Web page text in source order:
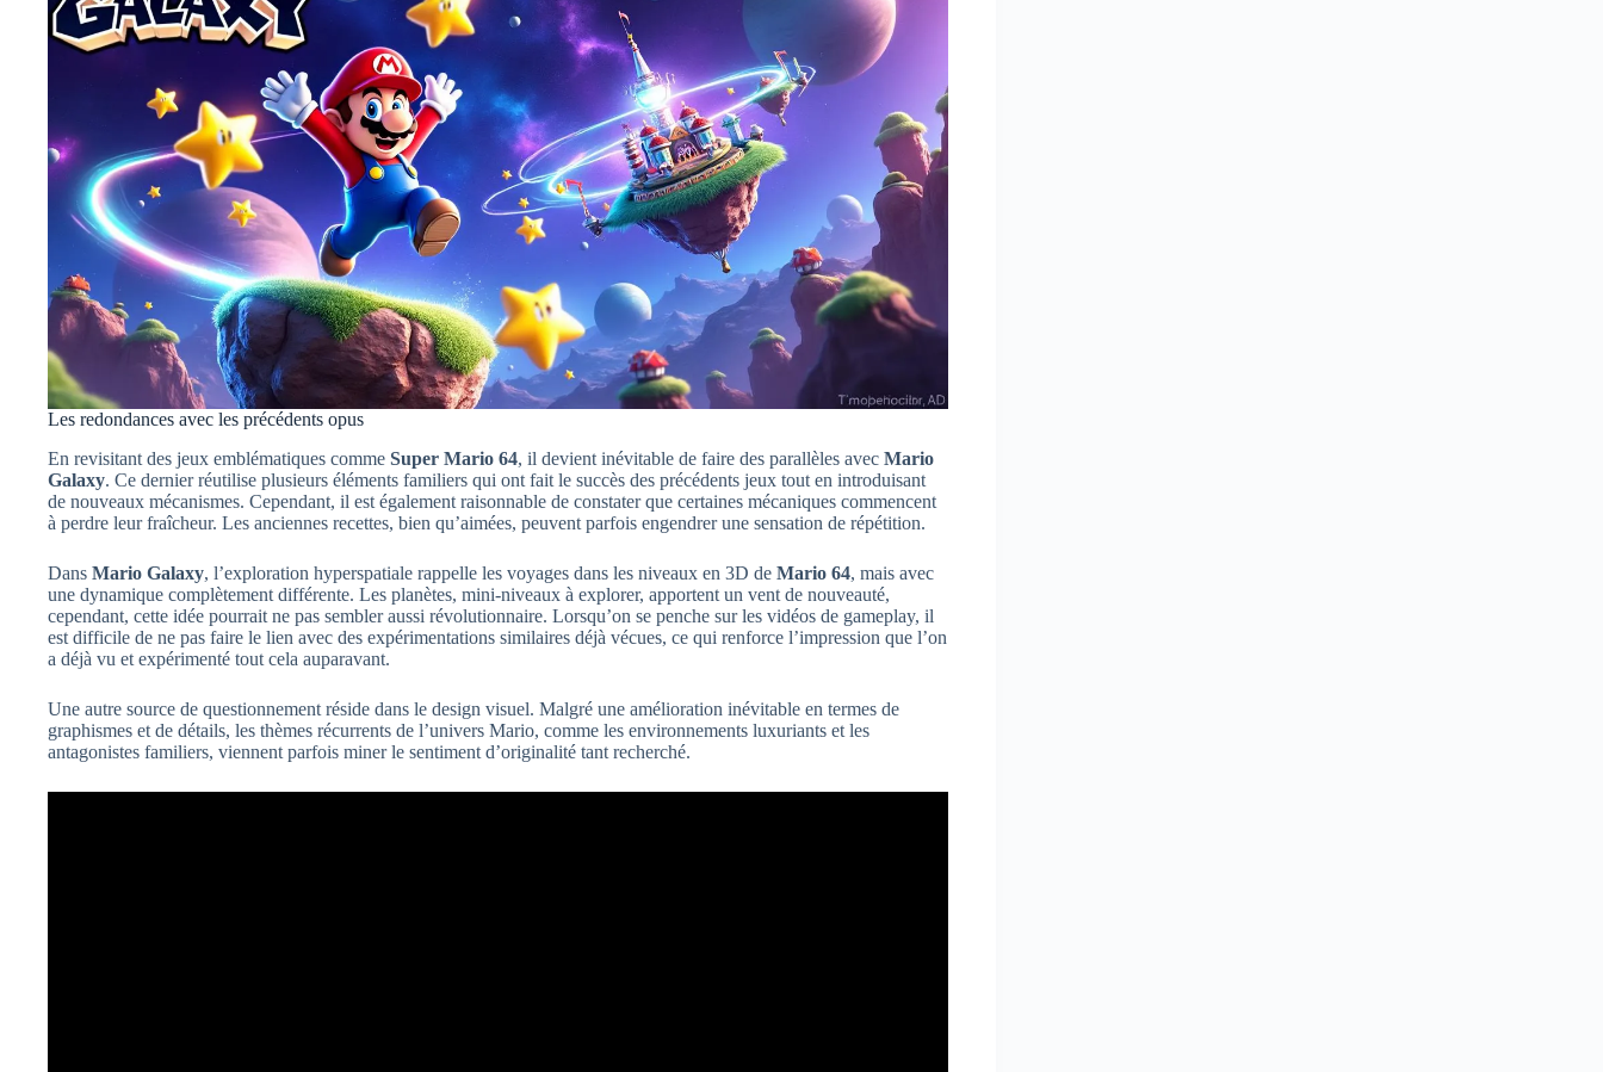
Les redondances avec les précédents opus
En revisitant des jeux emblématiques comme Super Mario 64, il devient inévitable de faire des parallèles avec Mario
Galaxy. Ce dernier réutilise plusieurs éléments familiers qui ont fait le succès des précédents jeux tout en introduisant
de nouveaux mécanismes. Cependant, il est également raisonnable de constater que certaines mécaniques commencent
à perdre leur fraîcheur. Les anciennes recettes, bien qu’aimées, peuvent parfois engendrer une sensation de répétition.
Dans Mario Galaxy, l’exploration hyperspatiale rappelle les voyages dans les niveaux en 3D de Mario 64, mais avec
une dynamique complètement différente. Les planètes, mini-niveaux à explorer, apportent un vent de nouveauté,
cependant, cette idée pourrait ne pas sembler aussi révolutionnaire. Lorsqu’on se penche sur les vidéos de gameplay, il
est difficile de ne pas faire le lien avec des expérimentations similaires déjà vécues, ce qui renforce l’impression que l’on
a déjà vu et expérimenté tout cela auparavant.
Une autre source de questionnement réside dans le design visuel. Malgré une amélioration inévitable en termes de
graphismes et de détails, les thèmes récurrents de l’univers Mario, comme les environnements luxuriants et les
antagonistes familiers, viennent parfois miner le sentiment d’originalité tant recherché.